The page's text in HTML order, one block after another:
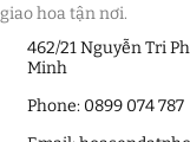
Hoa Ngày Lễ 8/3
Hoa Tặng 14/2
giao hoa tận nơi.
462/21 Nguyễn Tri
Minh
Phone: 0899 074 787